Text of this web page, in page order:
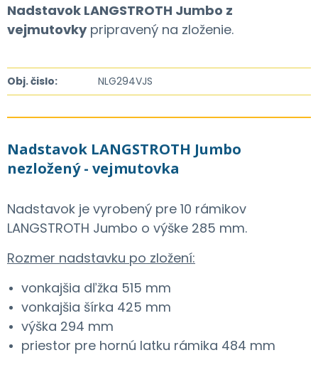
Nadstavok LANGSTROTH Jumbo z
vejmutovkypripravený na zloženie.
Obj. čislo: NLG294VJS
Nadstavok LANGSTROTH Jumbo
nezložený - vejmutovka
Nadstavok je vyrobený pre 10 rámikov
LANGSTROTH Jumbo o výške 285 mm.
Rozmer nadstavku po zložení:
vonkajšia dľžka 515 mm
vonkajšia šírka 425 mm
výška 294 mm
priestor pre hornú latku rámika 484 mm